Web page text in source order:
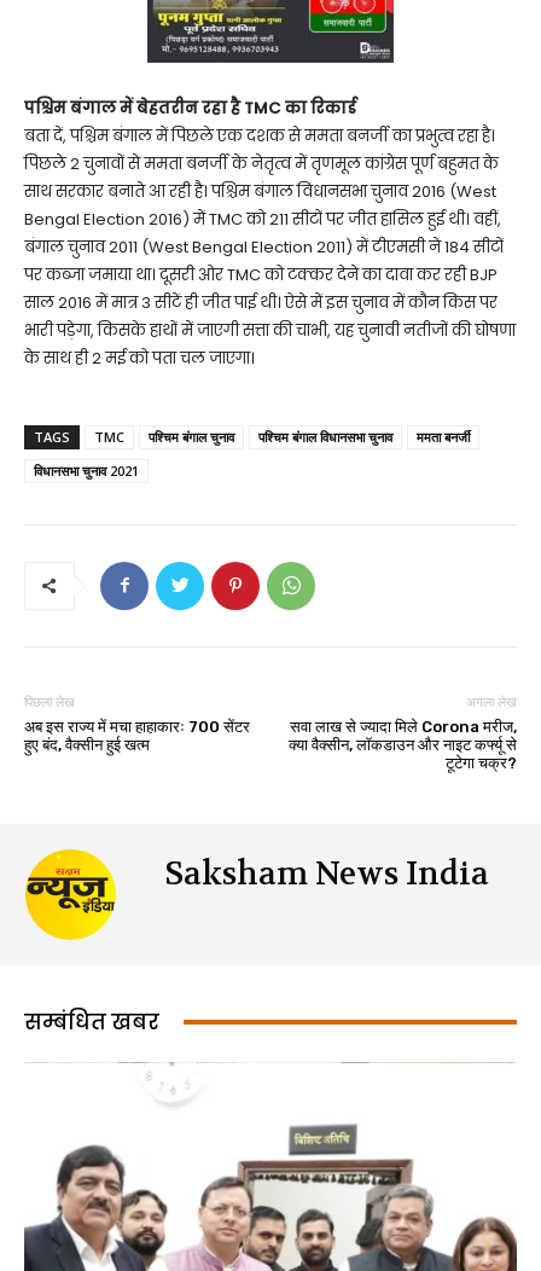
पश्चिम बंगाल में बेहतरीन रहा है TMC का रिकार्ड
बता दें, पश्चिम बंगाल में पिछले एक दशक से ममता बनर्जी का प्रभुत्व रहा है।
पिछले 2 चुनावों से ममता बनर्जी के नेतृत्व में तृणमूल कांग्रेस पूर्ण बहुमत के
साथ सरकार बनाते आ रही है। पश्चिम बंगाल विधानसभा चुनाव 2016 (West
Bengal Election 2016) में TMC को 211 सीटों पर जीत हासिल हुई थी। वहीं,
बंगाल चुनाव 2011 (West Bengal Election 2011) में टीएमसी ने 184 सीटों
पर कब्जा जमाया था। दूसरी ओर TMC को टक्कर देने का दावा कर रही BJP
साल 2016 में मात्र 3 सीटें ही जीत पाई थी। ऐसे में इस चुनाव में कौन किस पर
भारी पड़ेगा, किसके हाथों में जाएगी सत्ता की चाभी, यह चुनावी नतीजों की घोषणा
के साथ ही 2 मई को पता चल जाएगा।
TAGS TMC पश्चिम बंगाल चुनाव पश्चिम बंगाल विधानसभा चुनाव
ममता बनर्जी
विधानसभा चुनाव 2021
पिछला लेख
अब इस राज्य में मचा हाहाकारः 700 सेंटर
हुए बंद, वैक्सीन हुई खत्म
अगला लेख
सवा लाख से ज्यादा मिले Corona मरीज,
क्या वैक्सीन, लॉकडाउन और नाइट कर्फ्यू से
टूटेगा चक्र?
Saksham News India
सम्बंधित खबर